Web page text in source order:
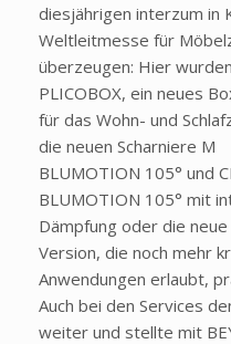
diesjährigen interzum in
Weltleitmesse für
überzeugen: Hier wurden
PLICOBOX, ein neues
für das Wohn- und
die neuen Scharniere M
BLUMOTION 105° und
BLUMOTION 105° mit
Dämpfung oder die neue
Version, die noch mehr
Anwendungen erlaubt,
Auch bei den Services
weiter und stellte mit